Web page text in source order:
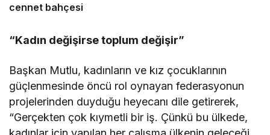
cennet bahçesi
“Kadın değişirse toplum değişir”
Başkan Mutlu, kadınların ve kız çocuklarının
güçlenmesinde öncü rol oynayan federasyonun
projelerinden duyduğu heyecanı dile getirerek,
“Gerçekten çok kıymetli bir iş. Çünkü bu ülkede,